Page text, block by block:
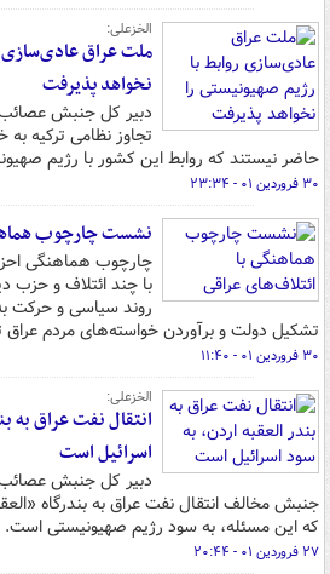
الخزعلی:
ملت عراق عادی‌سازی
نخواهد پذیرفت
دبیر کل جنبش عصائب
تجاوز نظامی ترکیه
حاضر نیستند که روابط این کشور با رژیم
۳۰ فروردین ۰۱ - ۲۳:۳۴
نشست چارچوب
چارچوب هماهنگی
با چند ائتلاف و حزب
روند سیاسی و حرکت
تشکیل دولت و برآوردن خواسته‌های مردم عراق
۳۰ فروردین ۰۱ - ۱۱:۴۰
الخزعلی:
انتقال نفت عراق به
اسرائیل است
دبیر کل جنبش عصائب
جنبش مخالف انتقال نفت عراق به بندرگاه
که این مسئله، به سود رژیم صهیونیستی است.
۲۷ فروردین ۰۱ - ۲۰:۴۴